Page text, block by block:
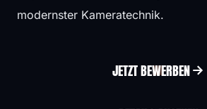
modernster Kameratechnik.
JETZT BEWERBEN